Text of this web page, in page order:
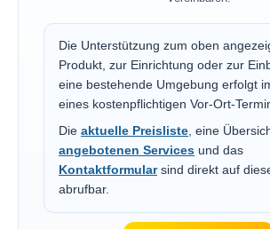
Die Unterstützung zum oben
Produkt, zur Einrichtung oder zur
eine bestehende Umgebung erfolgt
eines kostenpflichtigen Vor-Ort-
Die aktuelle Preisliste , eine
angebotenen Services und das
Kontaktformularsind direkt auf
abrufbar.